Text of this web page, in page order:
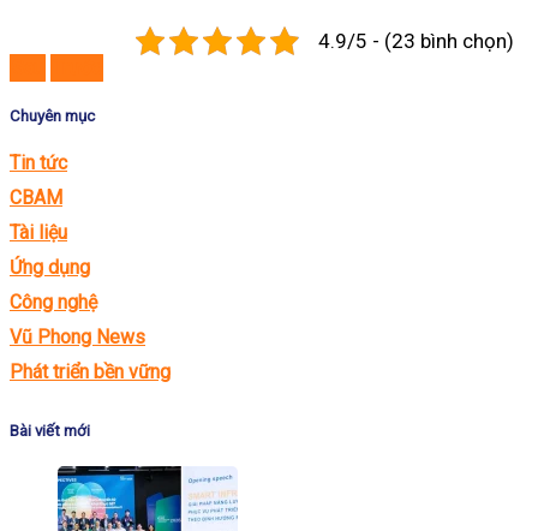
4.9/5 - (23 bình chọn)
Chuyên mục
Tin tức
CBAM
Tài liệu
Ứng dụng
Công nghệ
Vũ Phong News
Phát triển bền vững
Bài viết mới